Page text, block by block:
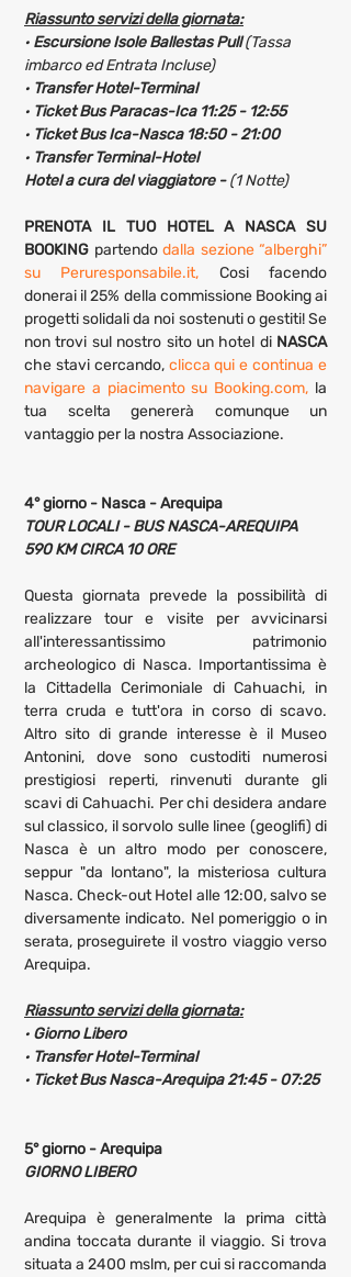
Riassunto servizi della giornata:
· Escursione Isole Ballestas Pull (Tassa
imbarco ed Entrata Incluse)
· Transfer Hotel-Terminal
· Ticket Bus Paracas-Ica 11:25 - 12:55
· Ticket Bus Ica-Nasca 18:50 - 21:00
· Transfer Terminal-Hotel
Hotel a cura del viaggiatore - (1 Notte)
PRENOTA IL TUO HOTEL A NASCA SU
BOOKING partendo dalla sezione “alberghi”
su Peruresponsabile.it, Cosi facendo
donerai il 25% della commissione Booking ai
progetti solidali da noi sostenuti o gestiti! Se
non trovi sul nostro sito un hotel di NASCA
che stavi cercando, clicca qui e continua e
navigare a piacimento su Booking.com, la
tua scelta genererà comunque un
vantaggio per la nostra Associazione.
4° giorno - Nasca - Arequipa
TOUR LOCALI - BUS NASCA-AREQUIPA
590 KM CIRCA 10 ORE
Questa giornata prevede la possibilità di
realizzare tour e visite per avvicinarsi
all'interessantissimo patrimonio
archeologico di Nasca. Importantissima è
la Cittadella Cerimoniale di Cahuachi, in
terra cruda e tutt'ora in corso di scavo.
Altro sito di grande interesse è il Museo
Antonini, dove sono custoditi numerosi
prestigiosi reperti, rinvenuti durante gli
scavi di Cahuachi. Per chi desidera andare
sul classico, il sorvolo sulle linee (geoglifi) di
Nasca è un altro modo per conoscere,
seppur "da lontano", la misteriosa cultura
Nasca. Check-out Hotel alle 12:00, salvo se
diversamente indicato. Nel pomeriggio o in
serata, proseguirete il vostro viaggio verso
Arequipa.
Riassunto servizi della giornata:
· Giorno Libero
· Transfer Hotel-Terminal
· Ticket Bus Nasca-Arequipa 21:45 - 07:25
5° giorno - Arequipa
GIORNO LIBERO
Arequipa è generalmente la prima città
andina toccata durante il viaggio. Si trova
situata a 2400 mslm, per cui si raccomanda